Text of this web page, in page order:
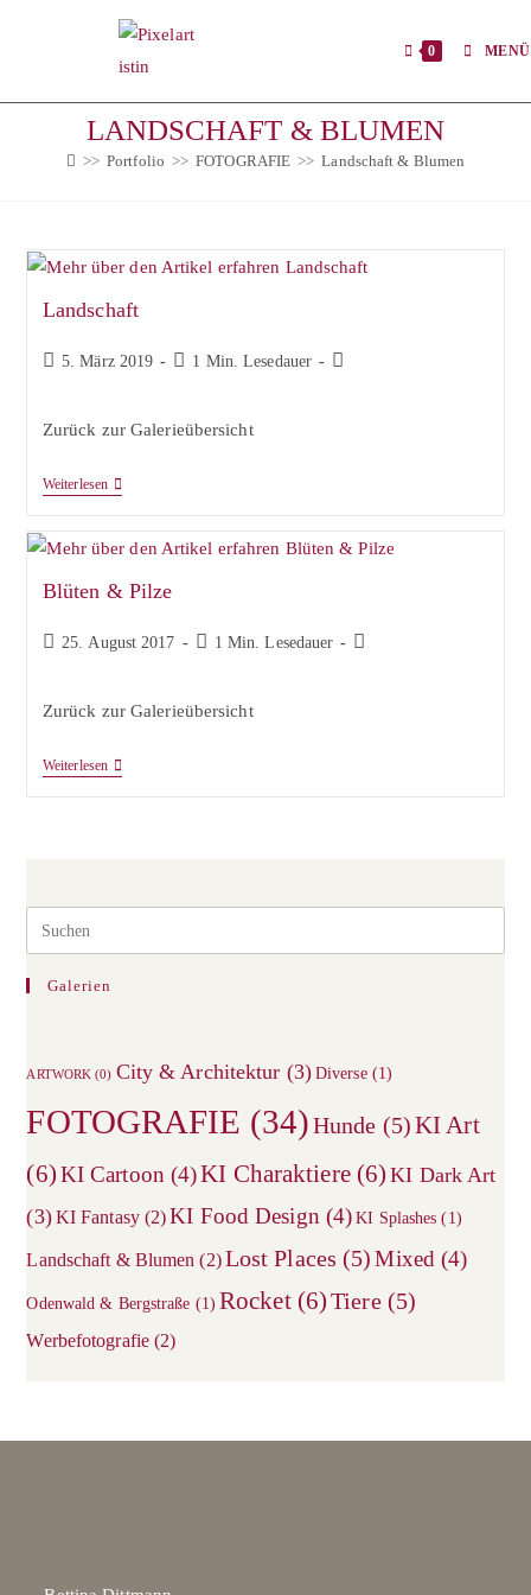
0 MENÜ
LANDSCHAFT & BLUMEN
>> Portfolio >> FOTOGRAFIE >> Landschaft & Blumen
Landschaft
Beitrag
5. März 2019 Lesedauer:
1 Min. Lesedauer
Zurück zur Galerieübersicht
WeiterlesenLandschaft
Blüten & Pilze
Beitrag
25. August 2017 Lesedauer:
1 Min. Lesedauer
Zurück zur Galerieübersicht
WeiterlesenBlüten
Galerien
ARTWORK (0) City & Architektur (3)Diverse(1)
FOTOGRAFIE (34)Hunde (5)KI Art
(6)KI Cartoon (4)KI Charaktiere(6) KI Dark Art
(3)KI Fantasy(2)KI Food Design (4) KI Splashes (1)
Landschaft & Blumen (2)Lost Places (5) Mixed (4)
Odenwald & Bergstraße (1) Rocket(6)Tiere(5)
Werbefotografie(2)